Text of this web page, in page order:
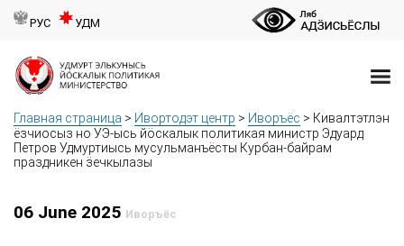
РУС УДМ
Главная страница > Ивортодэт центр > Иворъёс > Кивалтэтлэн
ёзчиосыз но УЭ-ысь йӧскалык политикая министр Эдуард
Петров Удмуртиысь мусульманъёсты Курбан-байрам
праздникен ӟечкылазы
06 June 2025 Иворъёс